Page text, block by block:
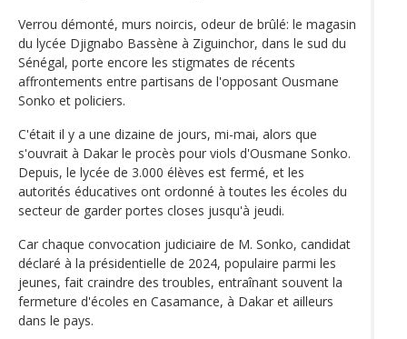
Verrou démonté, murs noircis, odeur de brûlé: le magasin
du lycée Djignabo Bassène à Ziguinchor, dans le sud du
Sénégal, porte encore les stigmates de récents
affrontements entre partisans de l'opposant Ousmane
Sonko et policiers.
C'était il y a une dizaine de jours, mi-mai, alors que
s'ouvrait à Dakar le procès pour viols d'Ousmane Sonko.
Depuis, le lycée de 3.000 élèves est fermé, et les
autorités éducatives ont ordonné à toutes les écoles du
secteur de garder portes closes jusqu'à jeudi.
Car chaque convocation judiciaire de M. Sonko, candidat
déclaré à la présidentielle de 2024, populaire parmi les
jeunes, fait craindre des troubles, entraînant souvent la
fermeture d'écoles en Casamance, à Dakar et ailleurs
dans le pays.